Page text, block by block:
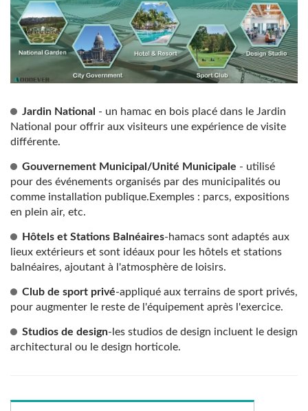
Jardin National - un hamac en bois placé dans le Jardin
National pour offrir aux visiteurs une expérience de visite
différente.
Gouvernement Municipal/Unité Municipale - utilisé
pour des événements organisés par des municipalités ou
comme installation publique.Exemples : parcs, expositions
en plein air, etc.
Hôtels et Stations Balnéaires-hamacs sont adaptés aux
lieux extérieurs et sont idéaux pour les hôtels et stations
balnéaires, ajoutant à l'atmosphère de loisirs.
Club de sport privé-appliqué aux terrains de sport privés,
pour augmenter le reste de l'équipement après l'exercice.
Studios de design-les studios de design incluent le design
architectural ou le design horticole.